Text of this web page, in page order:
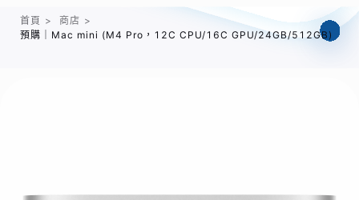
首頁 > 商店 >
預購｜Mac mini (M4 Pro，12C CPU/16C GPU/24GB/512GB)